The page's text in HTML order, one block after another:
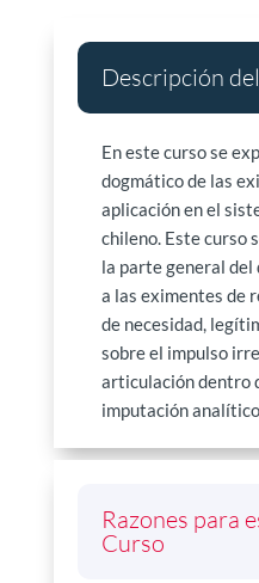
Descripción
En este curso se
dogmático de las
aplicación en el
chileno. Este curso
la parte general del
a las eximentes de
de necesidad,
sobre el impulso
articulación dentro
imputación
Razones para
Curso